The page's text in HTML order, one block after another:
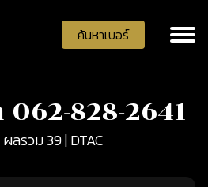
ค้นหาเบอร์
062-828-2641
ลรวม 39 | DTAC